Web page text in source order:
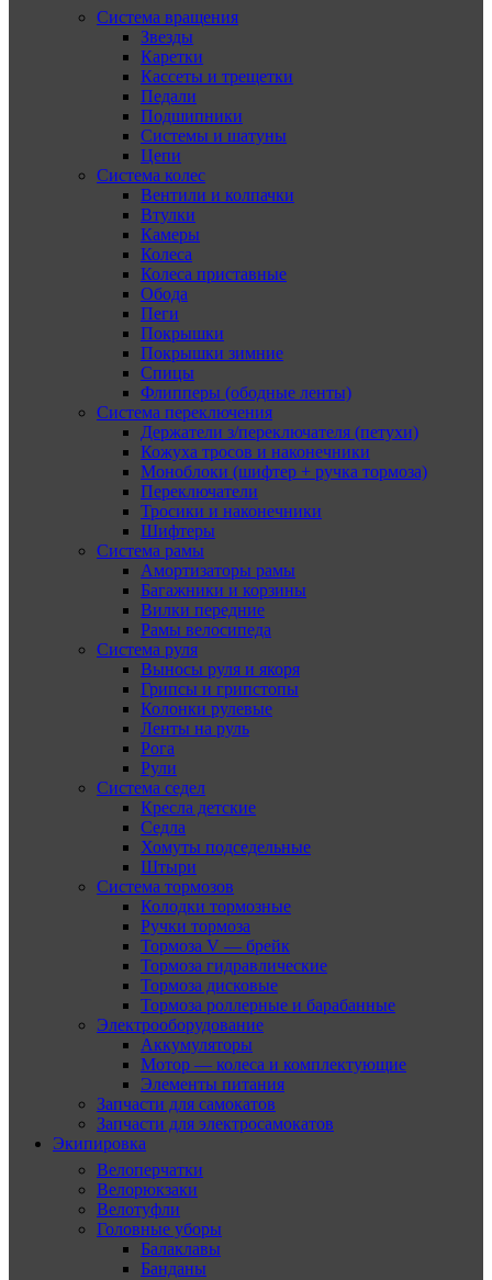
Система вращения
Звезды
Каретки
Кассеты и трещетки
Педали
Подшипники
Системы и шатуны
Цепи
Система колес
Вентили и колпачки
Втулки
Камеры
Колеса
Колеса приставные
Обода
Пеги
Покрышки
Покрышки зимние
Спицы
Флипперы (ободные ленты)
Система переключения
Держатели з/переключателя (петухи)
Кожуха тросов и наконечники
Моноблоки (шифтер + ручка тормоза)
Переключатели
Тросики и наконечники
Шифтеры
Система рамы
Амортизаторы рамы
Багажники и корзины
Вилки передние
Рамы велосипеда
Система руля
Выносы руля и якоря
Грипсы и грипстопы
Колонки рулевые
Ленты на руль
Рога
Рули
Система седел
Кресла детские
Седла
Хомуты подседельные
Штыри
Система тормозов
Колодки тормозные
Ручки тормоза
Тормоза V — брейк
Тормоза гидравлические
Тормоза дисковые
Тормоза роллерные и барабанные
Электрооборудование
Аккумуляторы
Мотор — колеса и комплектующие
Элементы питания
Запчасти для самокатов
Запчасти для электросамокатов
Экипировка
Велоперчатки
Велорюкзаки
Велотуфли
Головные уборы
Балаклавы
Банданы